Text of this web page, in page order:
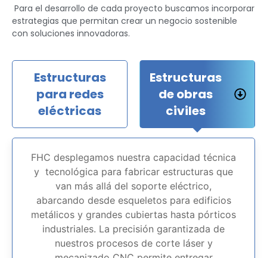
Para el desarrollo de cada proyecto buscamos incorporar
estrategias que permitan crear un negocio sostenible
con soluciones innovadoras.
Estructuras
para redes
eléctricas
Estructuras
de obras
civiles
FHC desplegamos nuestra capacidad técnica
y tecnológica para fabricar estructuras que
van más allá del soporte eléctrico,
abarcando desde esqueletos para edificios
metálicos y grandes cubiertas hasta pórticos
industriales. La precisión garantizada de
nuestros procesos de corte láser y